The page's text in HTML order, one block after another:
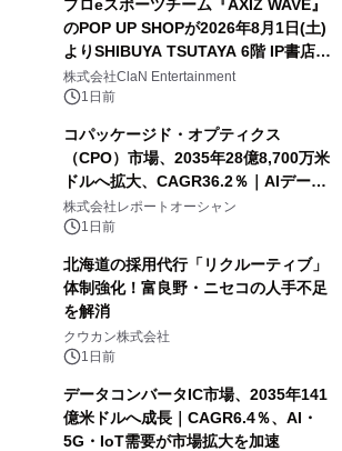
プロeスポーツチーム『AXIZ WAVE』
のPOP UP SHOPが2026年8月1日(土)
よりSHIBUYA TSUTAYA 6階 IP書店で
開催決定！！
株式会社ClaN Entertainment
1日前
コパッケージド・オプティクス
（CPO）市場、2035年28億8,700万米
ドルへ拡大、CAGR36.2％｜AIデータ
センター・高速光通信需要が成長を加
速
株式会社レポートオーシャン
1日前
北海道の採用代行「リクルーティブ」
体制強化！富良野・ニセコの人手不足
を解消
クウカン株式会社
1日前
データコンバータIC市場、2035年141
億米ドルへ成長｜CAGR6.4％、AI・
5G・IoT需要が市場拡大を加速